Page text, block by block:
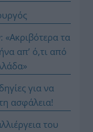
τα
απ’ ό,τι από
για να
ασφάλεια!
του